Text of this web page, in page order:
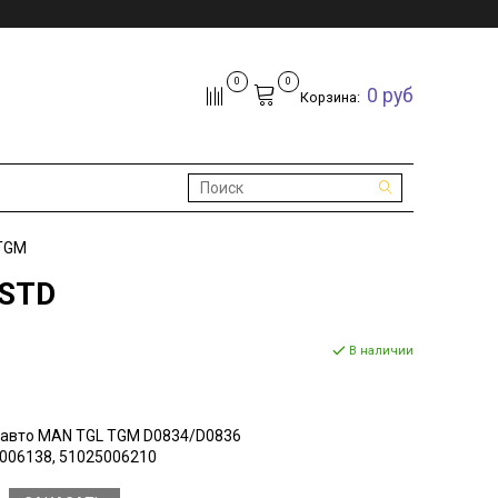
0 0
Корзина: 0 руб
В наличии
MAN TGL TGM D0834/D0836
51025006210